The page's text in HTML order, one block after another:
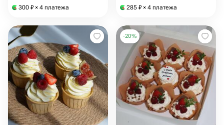
300 ₽ × 4 платежа 285 ₽ × 4 платежа
-20%